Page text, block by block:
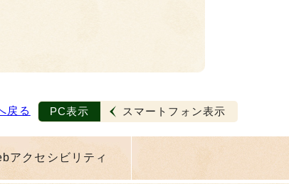
戻る PC表示 スマートフォン表示
アクセシビリティ